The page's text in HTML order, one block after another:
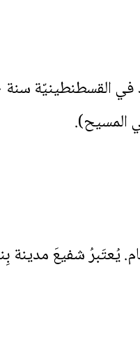
المسيح).
بعيدهِ في ١٩ شباط من كلِّ